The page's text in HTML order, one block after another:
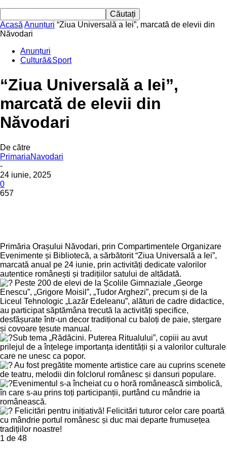
Acasă Anunțuri “Ziua Universală a Iei”, marcată de elevii din
Năvodari
Anunțuri
Cultură&Sport
“Ziua Universală a Iei”,
marcată de elevii din
Năvodari
De către
PrimariaNavodari
-
24 iunie, 2025
0
657
Primăria Orașului Năvodari, prin Compartimentele Organizare
Evenimente și Bibliotecă, a sărbătorit “Ziua Universală a Iei”,
marcată anual pe 24 iunie, prin activități dedicate valorilor
autentice românești și tradițiilor satului de altădată.
Peste 200 de elevi de la Școlile Gimnaziale „George
Enescu”, „Grigore Moisil”, „Tudor Arghezi”, precum și de la
Liceul Tehnologic „Lazăr Edeleanu”, alături de cadre didactice,
au participat săptămâna trecută la activități specifice,
desfășurate într-un decor tradițional cu baloți de paie, ștergare
și covoare țesute manual.
Sub tema „Rădăcini. Puterea Ritualului”, copiii au avut
prilejul de a înțelege importanța identității și a valorilor culturale
care ne unesc ca popor.
Au fost pregătite momente artistice care au cuprins scenete
de teatru, melodii din folclorul românesc și dansuri populare.
Evenimentul s-a încheiat cu o horă românească simbolică,
în care s-au prins toți participanții, purtând cu mândrie ia
românească.
Felicitări pentru inițiativă! Felicitări tuturor celor care poartă
cu mândrie portul românesc și duc mai departe frumusețea
tradițiilor noastre!
1 de 48